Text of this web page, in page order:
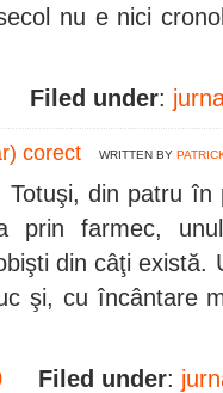
nu e nici
Filed under:
corect WRITTEN BY
din patru
prin farmec,
din câţi există.
şi, cu încântare
Filed under: